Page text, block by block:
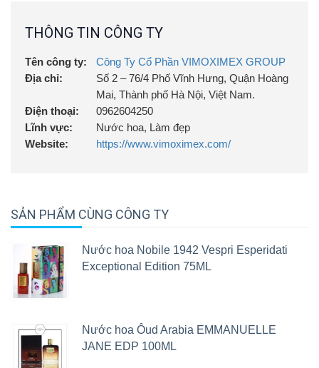
THÔNG TIN CÔNG TY
Tên công ty:
Công Ty Cổ Phần VIMOXIMEX GROUP
Địa chỉ:
Số 2 – 76/4 Phố Vĩnh Hưng, Quận Hoàng
Mai, Thành phố Hà Nội, Việt Nam.
Điện thoại:
0962604250
Lĩnh vực:
Nước hoa, Làm đẹp
Website:
https://www.vimoximex.com/
SẢN PHẨM CÙNG CÔNG TY
Nước hoa Nobile 1942 Vespri Esperidati
Exceptional Edition 75ML
Nước hoa Ôud Arabia EMMANUELLE
JANE EDP 100ML